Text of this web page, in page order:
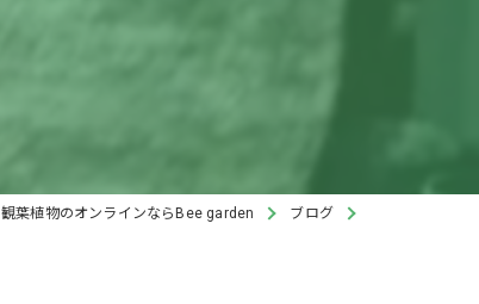
観葉植物のオンラインならBee garden ブログ